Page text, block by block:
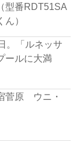
型番RDT51SA
）
。「ルネッサ
ールに大満
菅原 ウニ・